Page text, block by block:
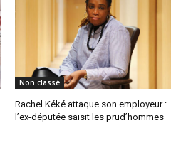
Non classé
Rachel Kéké attaque son employeur :
l’ex-députée saisit les prud’hommes